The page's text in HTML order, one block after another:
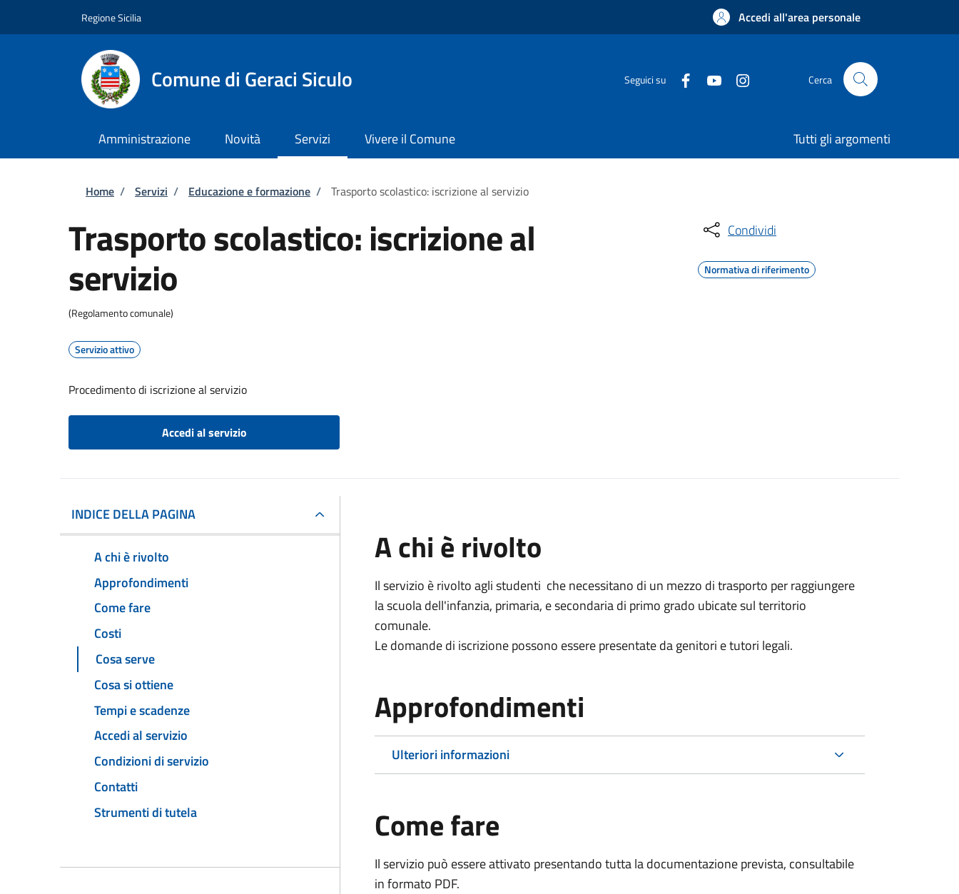
Regione Sicilia Accedi all'area personale
Comune di Geraci Siculo Seguici su Cerca
Amministrazione Novità Servizi Vivere il Comune Tutti gli argomenti
Briciole di pane
Home / Servizi / Educazione e formazione / Trasporto scolastico: iscrizione al servizio
Trasporto scolastico: iscrizione al
servizio
(Regolamento comunale)
Servizio attivo
Procedimento di iscrizione al servizio
Accedi al servizio
Condividi
Normativa di riferimento
INDICE DELLA PAGINA
A chi è rivolto
Approfondimenti
Come fare
Costi
Cosa serve
Cosa si ottiene
Tempi e scadenze
Accedi al servizio
Condizioni di servizio
Contatti
Strumenti di tutela
A chi è rivolto
Il servizio è rivolto agli studenti che necessitano di un mezzo di trasporto per raggiungere
la scuola dell'infanzia, primaria, e secondaria di primo grado ubicate sul territorio
comunale.
Le domande di iscrizione possono essere presentate da genitori e tutori legali.
Approfondimenti
Ulteriori informazioni
Come fare
Il servizio può essere attivato presentando tutta la documentazione prevista, consultabile
in formato PDF.